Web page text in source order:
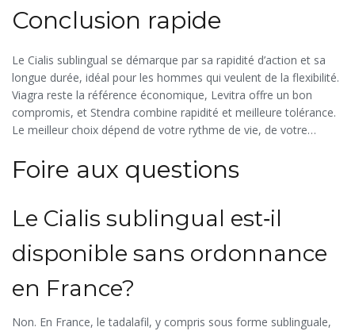
Conclusion rapide
Le Cialis sublingual se démarque par sa rapidité d’action et sa
longue durée, idéal pour les hommes qui veulent de la flexibilité.
Viagra reste la référence économique, Levitra offre un bon
compromis, et Stendra combine rapidité et meilleure tolérance.
Le meilleur choix dépend de votre rythme de vie, de votre
avec votre médecin avant de commencer un traitement.
Foire aux questions
Le Cialis sublingual est‑il
disponible sans ordonnance
en France?
Non. En France, le tadalafil, y compris sous forme sublinguale,